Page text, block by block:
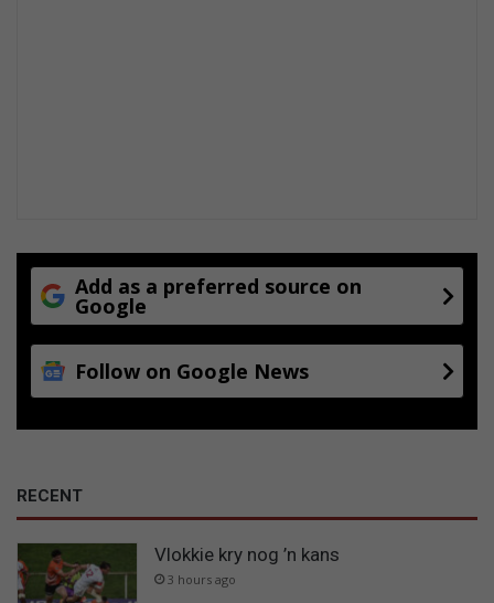
Add as a preferred source on
Google
Follow on Google News
RECENT
Vlokkie kry nog ’n kans
3 hours ago